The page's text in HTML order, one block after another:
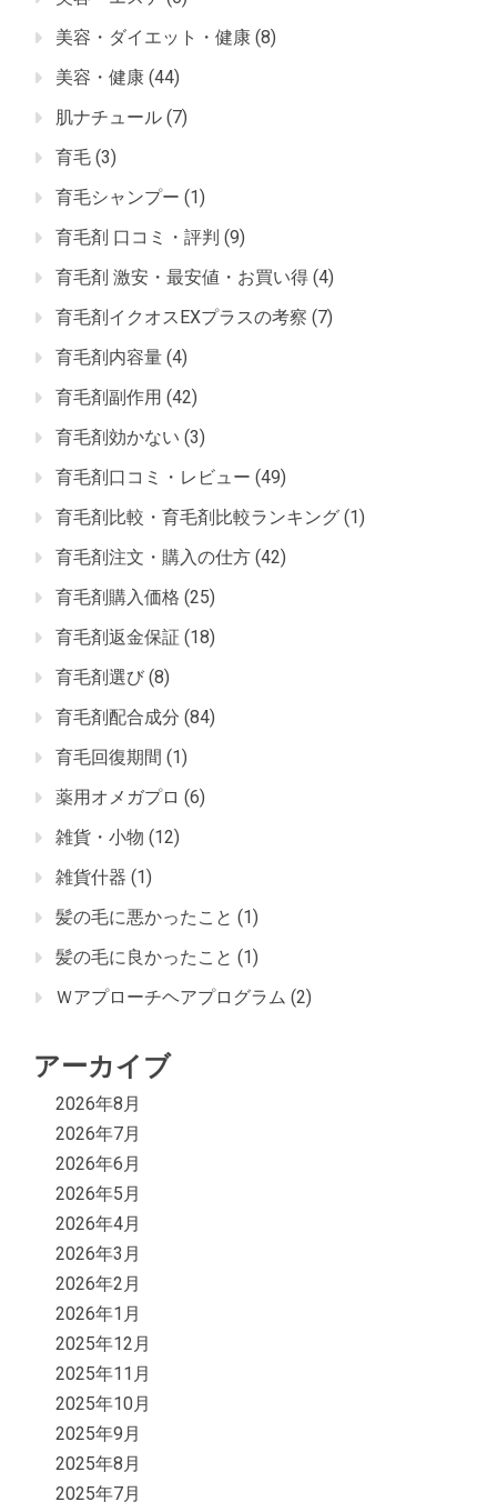
美容・ダイエット・健康 (8)
美容・健康 (44)
肌ナチュール (7)
育毛 (3)
育毛シャンプー (1)
育毛剤 口コミ・評判 (9)
育毛剤 激安・最安値・お買い得 (4)
育毛剤イクオスEXプラスの考察 (7)
育毛剤内容量 (4)
育毛剤副作用 (42)
育毛剤効かない (3)
育毛剤口コミ・レビュー (49)
育毛剤比較・育毛剤比較ランキング (1)
育毛剤注文・購入の仕方 (42)
育毛剤購入価格 (25)
育毛剤返金保証 (18)
育毛剤選び (8)
育毛剤配合成分 (84)
育毛回復期間 (1)
薬用オメガプロ (6)
雑貨・小物 (12)
雑貨什器 (1)
髪の毛に悪かったこと (1)
髪の毛に良かったこと (1)
Ｗアプローチヘアプログラム (2)
アーカイブ
2026年8月
2026年7月
2026年6月
2026年5月
2026年4月
2026年3月
2026年2月
2026年1月
2025年12月
2025年11月
2025年10月
2025年9月
2025年8月
2025年7月